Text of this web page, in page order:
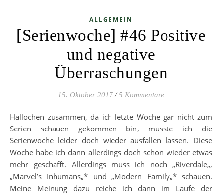
ALLGEMEIN
[Serienwoche] #46 Positive
und negative
Überraschungen
15. Oktober 2017 / 5 Kommentare
Hallöchen zusammen, da ich letzte Woche gar nicht zum
Serien schauen gekommen bin, musste ich die
Serienwoche leider doch wieder ausfallen lassen. Diese
Woche habe ich dann allerdings doch schon wieder etwas
mehr geschafft. Allerdings muss ich noch „Riverdale„,
„Marvel’s Inhumans„* und „Modern Family„* schauen.
Meine Meinung dazu reiche ich dann im Laufe der